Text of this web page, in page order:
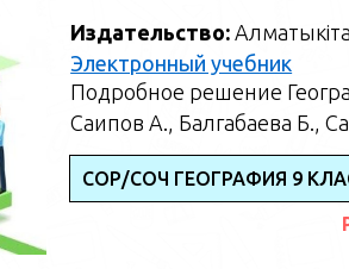
Издательство:
Электронный учебник
Подробное решение
Саипов А., Балгабаева Б.,
СОР/СОЧ ГЕОГРАФИЯ 9